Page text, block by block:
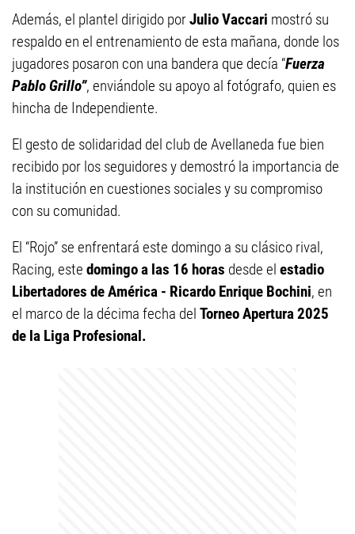
Además, el plantel dirigido porJulio Vaccari mostró su
respaldo en el entrenamiento de esta mañana, donde los
jugadores posaron con una bandera que decía “Fuerza
Pablo Grillo”, enviándole su apoyo al fotógrafo, quien es
hincha de Independiente.
El gesto de solidaridad del club de Avellaneda fue bien
recibido por los seguidores y demostró la importancia de
la institución en cuestiones sociales y su compromiso
con su comunidad.
El “Rojo” se enfrentará este domingo a su clásico rival,
Racing, este domingo a las 16 horas desde el estadio
Libertadores de América - Ricardo Enrique Bochini, en
el marco de la décima fecha del Torneo Apertura 2025
de la Liga Profesional.